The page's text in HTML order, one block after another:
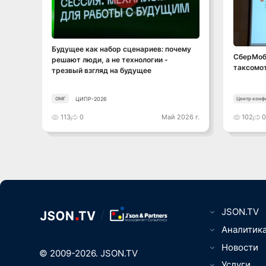
Смотреть видео
Будущее как набор сценариев: почему
решают люди, а не технологии -
трезвый взгляд на будущее
ОМГ ЦИПР-2026
113 0 Май 2026 г.
Центр
102 0
© 2009-2026. JSON.TV
JSON.TV
Телематика,
ТВ, видео-,
Новости
Менеджмент